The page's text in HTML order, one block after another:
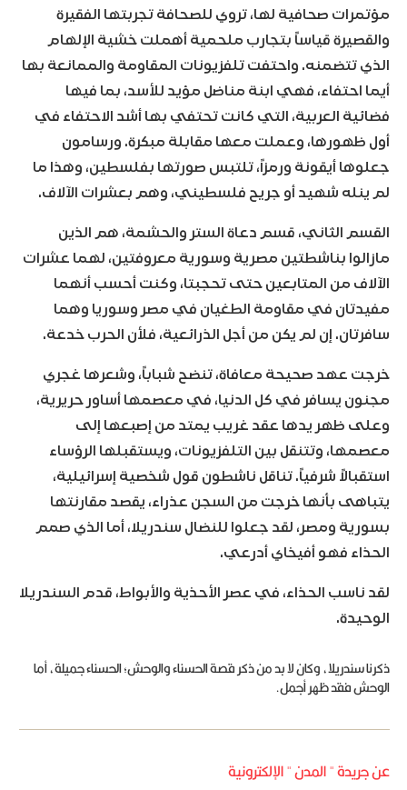
مؤتمرات صحافية لها، تروي للصحافة تجربتها الفقيرة
والقصيرة قياساً بتجارب ملحمية أهملت خشية الإلهام
الذي تتضمنه. واحتفت تلفزيونات المقاومة والممانعة بها
أيما احتفاء، فهي ابنة مناضل مؤيد للأسد، بما فيها
فضائية العربية، التي كانت تحتفي بها أشد الاحتفاء في
أول ظهورها، وعملت معها مقابلة مبكرة. ورسامون
جعلوها أيقونة ورمزاً، تلتبس صورتها بفلسطين، وهذا ما
لم ينله شهيد أو جريح فلسطيني، وهم بعشرات الآلاف.
القسم الثاني، قسم دعاة الستر والحشمة، هم الذين
مازالوا بناشطتين مصرية وسورية معروفتين، لهما عشرات
الآلاف من المتابعين حتى تحجبتا، وكنت أحسب أنهما
مفيدتان في مقاومة الطغيان في مصر وسوريا وهما
سافرتان. إن لم يكن من أجل الذرائعية، فلأن الحرب خدعة.
خرجت عهد صحيحة معافاة، تنضح شباباً، وشعرها غجري
مجنون يسافر في كل الدنيا، في معصمها أساور حريرية،
وعلى ظهر يدها عقد غريب يمتد من إصبعها إلى
معصمها، وتتنقل بين التلفزيونات، ويستقبلها الرؤساء
استقبالاً شرفياً. تناقل ناشطون قول شخصية إسرائيلية،
يتباهى بأنها خرجت من السجن عذراء، يقصد مقارنتها
بسورية ومصر، لقد جعلوا للنضال سندريلا، أما الذي صمم
الحذاء فهو أفيخاي أدرعي.
لقد ناسب الحذاء، في عصر الأحذية والأبواط، قدم السندريلا
الوحيدة.
ذكرنا سندريلا، وكان لا بد من ذكر قصة الحسناء والوحش؛ الحسناء جميلة، أما
الوحش فقد ظهر أجمل.
عن جريدة " المدن " الإلكترونية